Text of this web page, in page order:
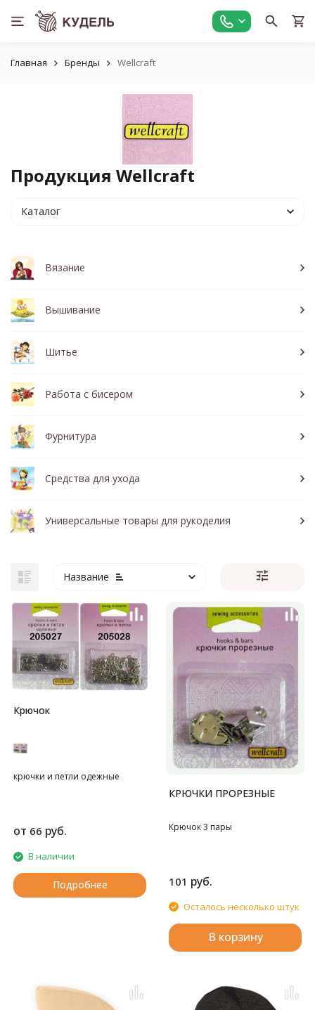
Главная Бренды Wellcraft
Продукция Wellcraft
Каталог
Вязание
Вышивание
Шитье
Работа с бисером
Фурнитура
Средства для ухода
Универсальные товары для рукоделия
Название
Крючок
крючки и петли одежные
от 66 руб.
В наличии
Подробнее
КРЮЧКИ ПРОРЕЗНЫЕ
Крючок 3 пары
101 руб.
Осталось несколько штук
В корзину